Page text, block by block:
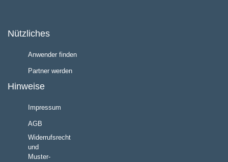
Nützliches
Anwender finden
Partner werden
Hinweise
Impressum
AGB
Widerrufsrecht
und
Muster-